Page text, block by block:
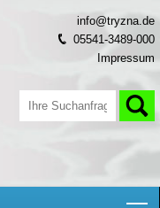
info@tryzna.de
05541-3489-000
Impressum